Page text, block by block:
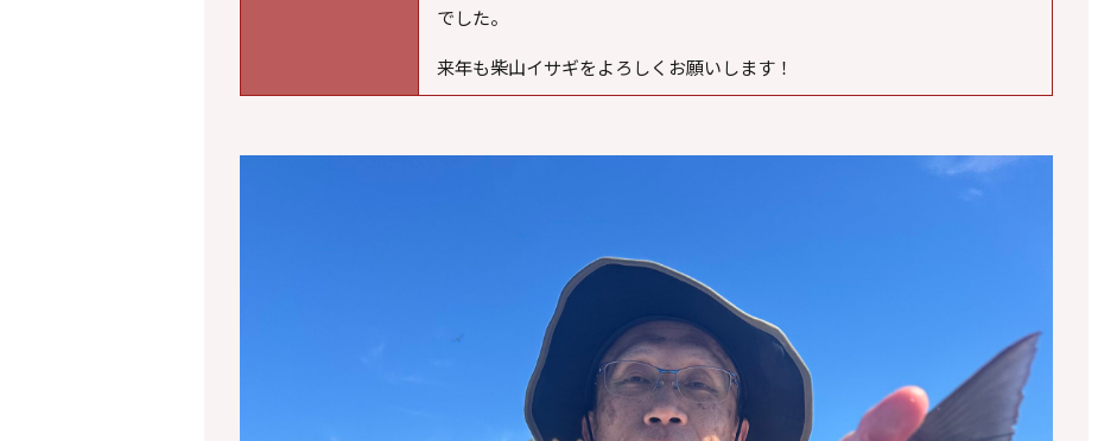
でした。
来年も柴山イサギをよろしくお願いします！